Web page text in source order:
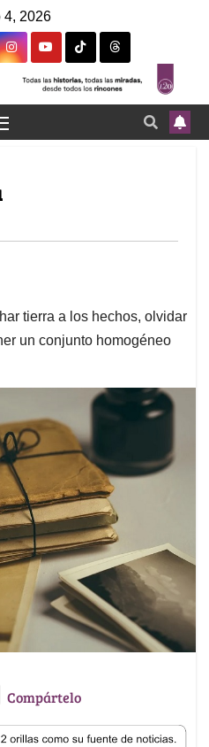
4, 2026
tierra a los hechos, olvidar
un conjunto homogéneo
T
r
Compártelo